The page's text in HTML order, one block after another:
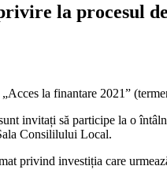
la procesul
la finantare 2021”
invitați să participe la o
Consililului Local.
privind investiția care